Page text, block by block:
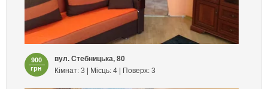
900
грн
вул. Стебницька, 80
Кімнат: 3 | Місць: 4 | Поверх: 3